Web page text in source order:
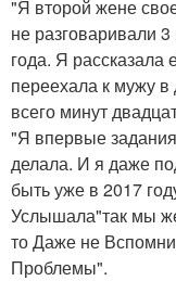
"Я второй жене
не разговаривали
года. Я
переехала к мужу
всего минут
"Я впервые
делала. И я даже
быть уже в 2017
Услышала"так мы
то Даже не
Проблемы".